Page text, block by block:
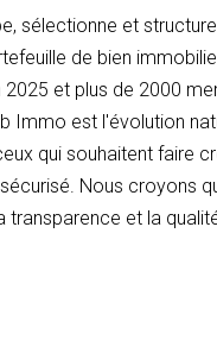
sélectionne et
de bien
et plus de 2000
Immo est l'évolution
qui souhaitent faire
Nous croyons
et la